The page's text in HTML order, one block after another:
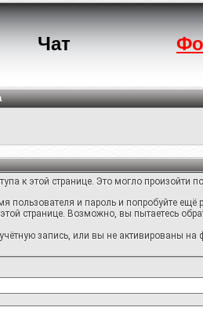
Чат
к этой странице. Это могло произойти
пользователя и пароль и попробуйте ещё
странице. Возможно, вы пытаетесь
запись, или вы не активированы на